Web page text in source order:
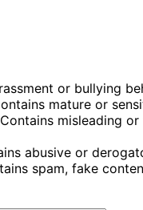
or bullying
mature or
Contains misleading or
abusive or
spam, fake